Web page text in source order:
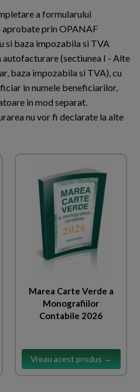
a formularului
prin OPANAF
si baza impozabila si TVA
(sectiunea I - Alte
baza impozabila si TVA), cu
in numele beneficiarilor,
in mod separat.
nu vor fi declarate la alte
Marea Carte Verde a
Monografiilor
Contabile 2026
Vreau acest produs →